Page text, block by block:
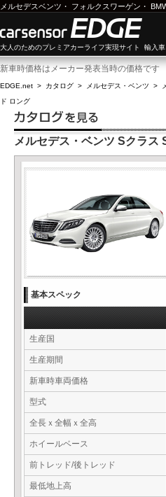
メルセデスベンツ ・ フォルクスワーゲン ・
大人のためのプレミアカーライフ実現サイト 輸入
新車時価格はメーカー発表当時の価格です
EDGE.net > カタログ > メルセデス・ベンツ >
ド ロング
メルセデス・ベンツ Sクラス
基本スペック
生産国
生産期間
新車時車両価格
型式
全長ｘ全幅ｘ全高
ホイールベース
前トレッド/後トレッド
最低地上高